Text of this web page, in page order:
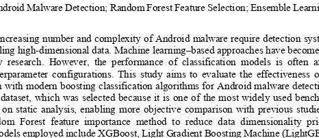
Malware Detection; Random ForestFeature Selection; Ensemble
number and complexity of Android malware require detection
high-dimensional data. Machine learning–based approaches have
research.  However,  the  performance  of  classification  models  is  often
configurations.  This  study  aims  to  evaluate  the  effectiveness
with modern boosting classification algorithms for Android malware
which was selected because it is one of the most widely used
static  analysis,  enabling  more  objective  comparison  with  previous
Forest  feature  importance  method  to  reduce  data  dimensionality
employed include XGBoost, Light Gradient Boosting Machine